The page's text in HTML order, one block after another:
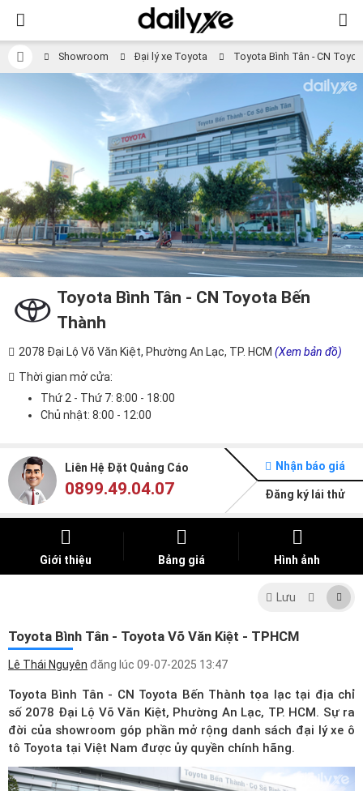
Showroom Đại lý xe Toyota Toyota Bình Tân - CN
Toyota Bình Tân - CN Toyota Bến
Thành
2078 Đại Lộ Võ Văn Kiệt, Phường An Lạc, TP. HCM (Xem bản đồ)
Thời gian mở cửa:
Thứ 2 - Thứ 7: 8:00 - 18:00
Chủ nhật: 8:00 - 12:00
Liên Hệ Đặt Quảng Cáo
0899.49.04.07
Nhận báo giá
Đăng ký lái thử
Giới thiệu Bảng giá Hình ảnh
Lưu
Toyota Bình Tân - Toyota Võ Văn Kiệt - TPHCM
Lê Thái Nguyên đăng lúc 09-07-2025 13:47
Toyota Bình Tân - CN Toyota Bến Thành tọa lạc tại địa chỉ
số 2078 Đại Lộ Võ Văn Kiệt, Phường An Lạc, TP. HCM. Sự ra
đời của showroom góp phần mở rộng danh sách đại lý xe ô
tô Toyota tại Việt Nam được ủy quyền chính hãng.